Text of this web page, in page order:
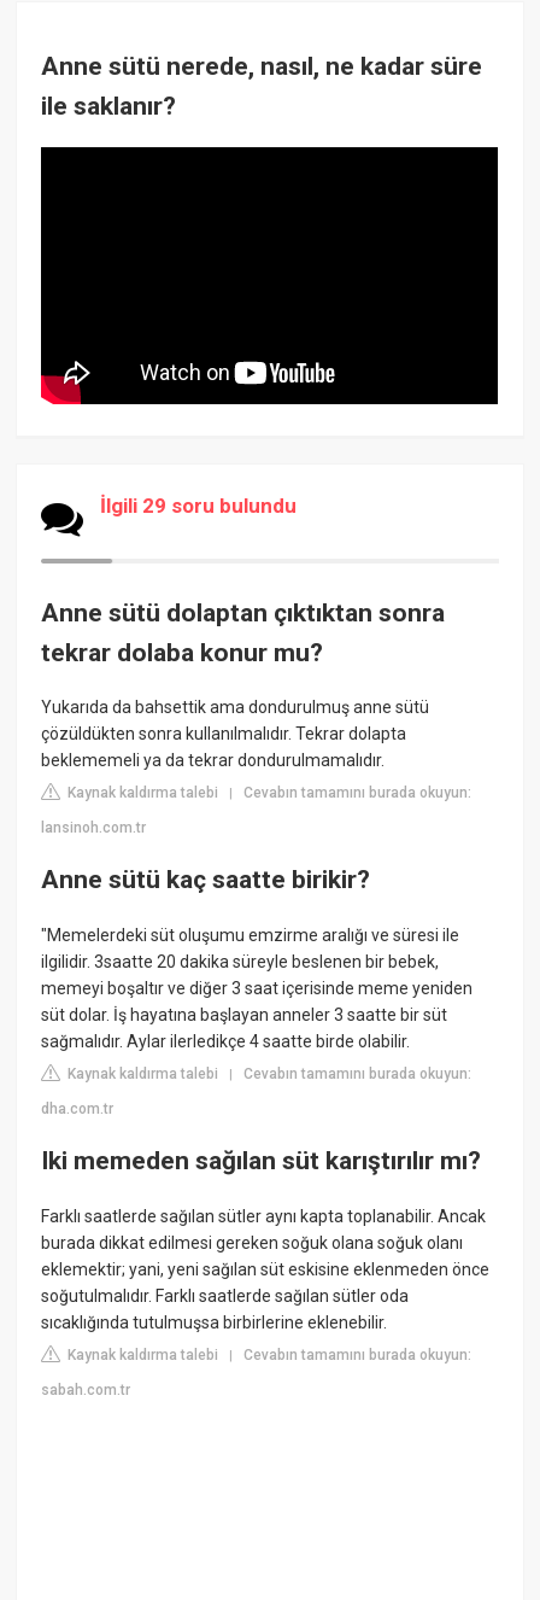
Anne sütü nerede, nasıl, ne kadar süre
ile saklanır?
İlgili 29 soru bulundu
Anne sütü dolaptan çıktıktan sonra
tekrar dolaba konur mu?
Yukarıda da bahsettik ama dondurulmuş anne sütü
çözüldükten sonra kullanılmalıdır. Tekrar dolapta
beklememeli ya da tekrar dondurulmamalıdır.
Kaynak kaldırma talebi |Cevabın tamamını burada okuyun:
lansinoh.com.tr
Anne sütü kaç saatte birikir?
"Memelerdeki süt oluşumu emzirme aralığı ve süresi ile
ilgilidir. 3saatte 20 dakika süreyle beslenen bir bebek,
memeyi boşaltır ve diğer 3 saat içerisinde meme yeniden
süt dolar. İş hayatına başlayan anneler 3 saatte bir süt
sağmalıdır. Aylar ilerledikçe 4 saatte birde olabilir.
Kaynak kaldırma talebi |Cevabın tamamını burada okuyun:
dha.com.tr
Iki memeden sağılan süt karıştırılır mı?
Farklı saatlerde sağılan sütler aynı kapta toplanabilir. Ancak
burada dikkat edilmesi gereken soğuk olana soğuk olanı
eklemektir; yani, yeni sağılan süt eskisine eklenmeden önce
soğutulmalıdır. Farklı saatlerde sağılan sütler oda
sıcaklığında tutulmuşsa birbirlerine eklenebilir.
Kaynak kaldırma talebi |Cevabın tamamını burada okuyun:
sabah.com.tr